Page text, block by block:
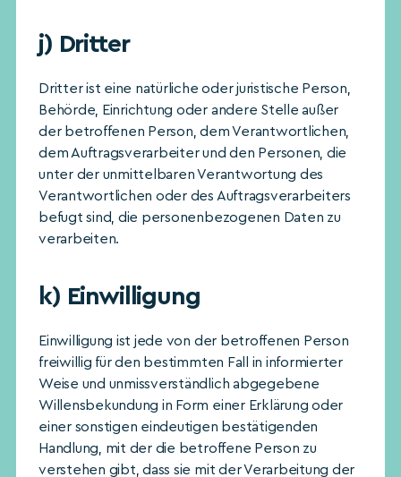
j) Dritter
Dritter ist eine natürliche oder juristische Person,
Behörde, Einrichtung oder andere Stelle außer
der betroffenen Person, dem Verantwortlichen,
dem Auftragsverarbeiter und den Personen, die
unter der unmittelbaren Verantwortung des
Verantwortlichen oder des Auftragsverarbeiters
befugt sind, die personenbezogenen Daten zu
verarbeiten.
k) Einwilligung
Einwilligung ist jede von der betroffenen Person
freiwillig für den bestimmten Fall in informierter
Weise und unmissverständlich abgegebene
Willensbekundung in Form einer Erklärung oder
einer sonstigen eindeutigen bestätigenden
Handlung, mit der die betroffene Person zu
verstehen gibt, dass sie mit der Verarbeitung der